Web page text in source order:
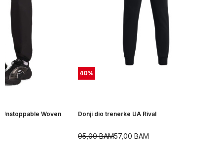
Woven
40%
Donji dio trenerke UA Rival
57,00 BAM
95,00BAM